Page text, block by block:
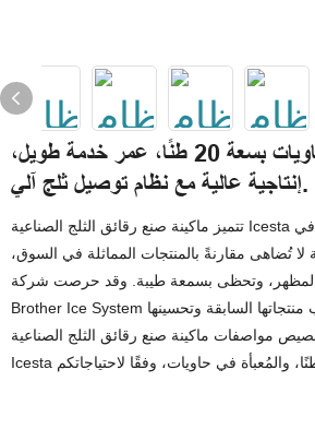
نظام ثلج رقائقي للحاويات بسعة 20 طنًا، عمر خدمة طويل،
إنتاجية عالية مع نظام توصيل ثلج آلي.
تتميز ماكينة صنع رقائق الثلج الصناعية Icesta سعة 20 طنًا، والمُعبأة في
لا تُضاهى مقارنةً بالمنتجات المماثلة في السوق،
وتحظى بسمعة طيبة. وقد حرصت شركة
Brother Ice System على معالجة عيوب منتجاتها السابقة وتحسينها
مواصفات ماكينة صنع رقائق الثلج الصناعية